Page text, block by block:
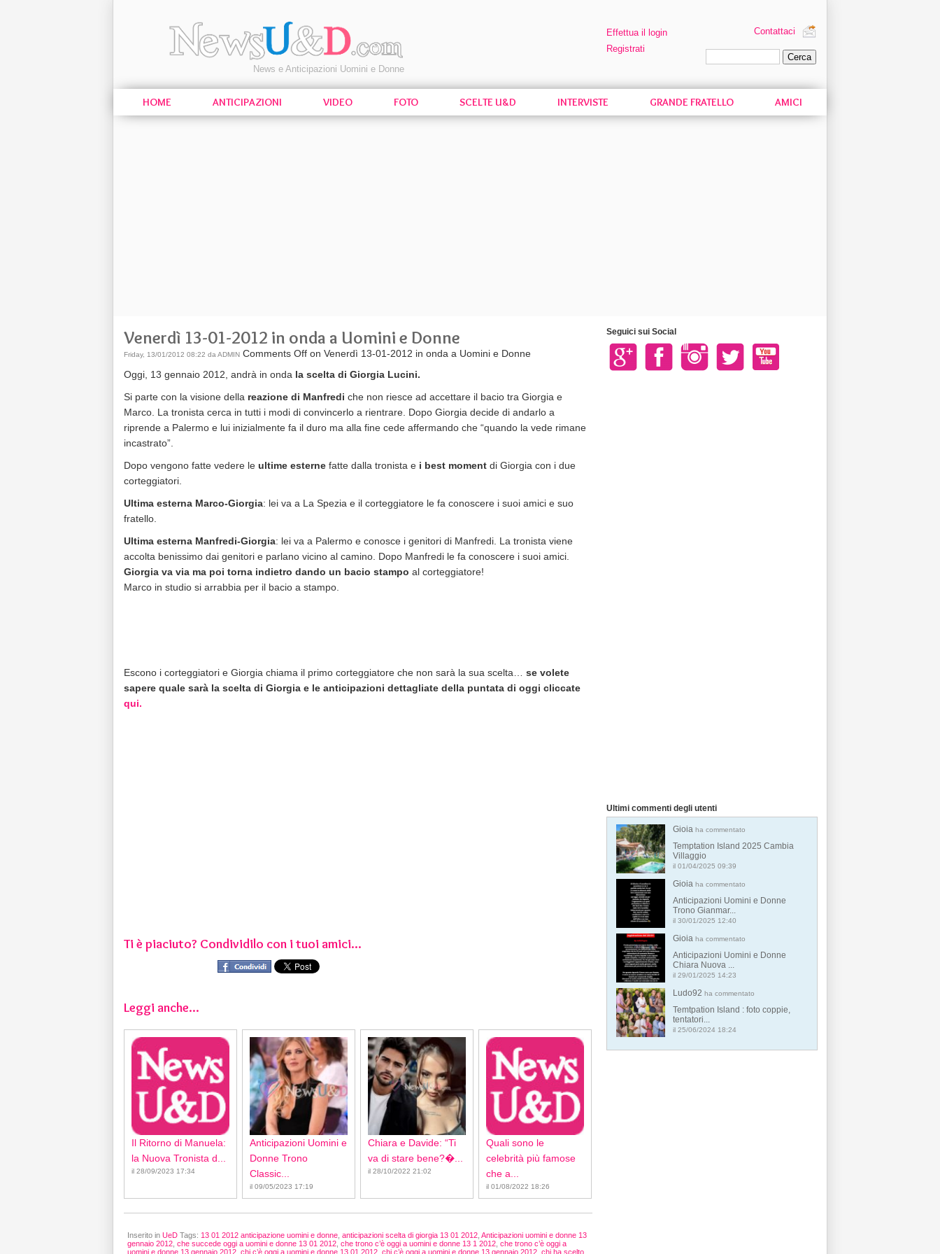
News e Anticipazioni Uomini e Donne
Effettua il login
Registrati
Contattaci
HOME ANTICIPAZIONI VIDEO FOTO SCELTE U&D INTERVISTE GRANDE FRATELLO AMICI
Venerdì 13-01-2012 in onda a Uomini e Donne
Friday, 13/01/2012 08:22 da ADMIN Comments Off on Venerdì 13-01-2012 in onda a Uomini e Donne
Oggi, 13 gennaio 2012, andrà in onda la scelta di Giorgia Lucini.
Si parte con la visione della reazione di Manfredi che non riesce ad accettare il bacio tra Giorgia e
Marco. La tronista cerca in tutti i modi di convincerlo a rientrare. Dopo Giorgia decide di andarlo a
riprende a Palermo e lui inizialmente fa il duro ma alla fine cede affermando che “quando la vede rimane
incastrato”.
Dopo vengono fatte vedere le ultime esterne fatte dalla tronista e i best moment di Giorgia con i due
corteggiatori.
Ultima esterna Marco-Giorgia: lei va a La Spezia e il corteggiatore le fa conoscere i suoi amici e suo
fratello.
Ultima esterna Manfredi-Giorgia: lei va a Palermo e conosce i genitori di Manfredi. La tronista viene
accolta benissimo dai genitori e parlano vicino al camino. Dopo Manfredi le fa conoscere i suoi amici.
Giorgia va via ma poi torna indietro dando un bacio stampo al corteggiatore!
Marco in studio si arrabbia per il bacio a stampo.
Escono i corteggiatori e Giorgia chiama il primo corteggiatore che non sarà la sua scelta… se volete
sapere quale sarà la scelta di Giorgia e le anticipazioni dettagliate della puntata di oggi cliccate
qui.
Ti è piaciuto? Condividilo con i tuoi amici...
Leggi anche...
Il Ritorno di Manuela:
la Nuova Tronista d...
il 28/09/2023 17:34
Anticipazioni Uomini e
Donne Trono
Classic...
il 09/05/2023 17:19
Chiara e Davide: “Ti
va di stare bene?�...
il 28/10/2022 21:02
Quali sono le
celebrità più famose
che a...
il 01/08/2022 18:26
Inserito in UeD Tags: 13 01 2012 anticipazione uomini e donne anticipazioni scelta di giorgia 13 01 2012 Anticipazioni uomini e donne 13
gennaio 2012 che succede oggi a uomini e donne 13 01 2012 che trono c’è oggi a uomini e donne 13 1 2012 che trono c’è oggi a
uomini e donne 13 gennaio 2012 chi c’è oggi a uomini e donne 13 01 2012 chi c’è oggi a uomini e donne 13 gennaio 2012 chi ha scelto
Seguici sui Social
Ultimi commenti degli utenti
Gioia ha commentato
Temptation Island 2025 Cambia
Villaggio
il 01/04/2025 09:39
Gioia ha commentato
Anticipazioni Uomini e Donne
Trono Gianmar...
il 30/01/2025 12:40
Gioia ha commentato
Anticipazioni Uomini e Donne
Chiara Nuova ...
il 29/01/2025 14:23
Ludo92 ha commentato
Temtpation Island : foto coppie,
tentatori...
il 25/06/2024 18:24